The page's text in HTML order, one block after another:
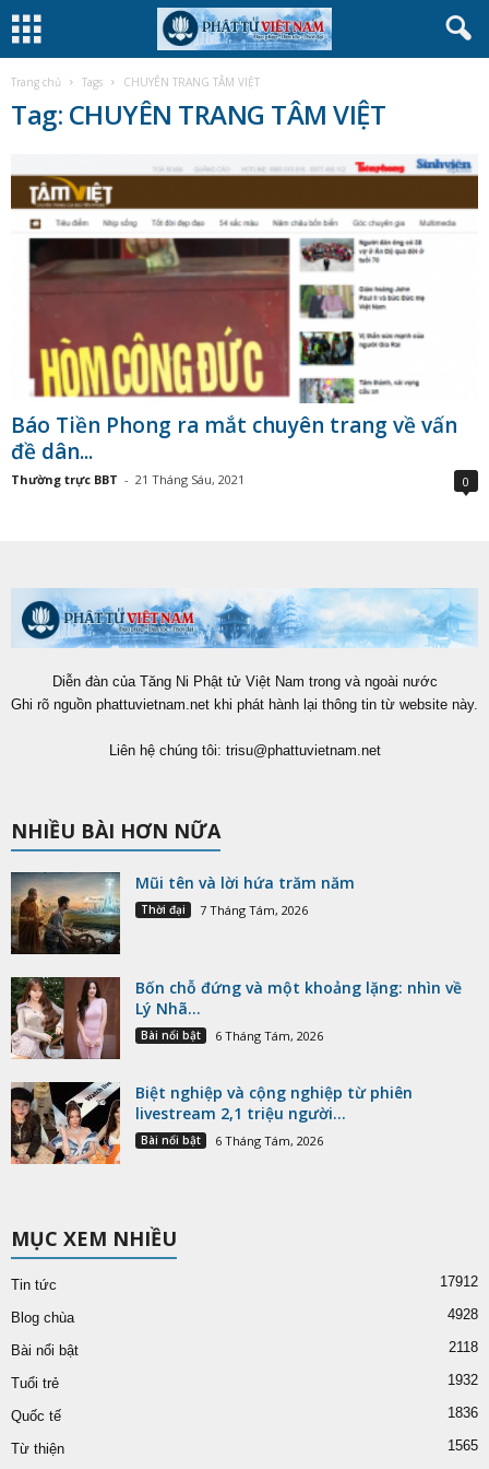
Trang chủ Tags CHUYÊN TRANG TÂM VIỆT
Tag: CHUYÊN TRANG TÂM VIỆT
Báo Tiền Phong ra mắt chuyên trang về vấn
đề dân...
Thường trực BBT - 21 Tháng Sáu, 2021 0
Diễn đàn của Tăng Ni Phật tử Việt Nam trong và ngoài nước
Ghi rõ nguồn phattuvietnam.net khi phát hành lại thông tin từ website này.
Liên hệ chúng tôi: trisu@phattuvietnam.net
NHIỀU BÀI HƠN NỮA
Mũi tên và lời hứa trăm năm
Thời đại 7 Tháng Tám, 2026
Bốn chỗ đứng và một khoảng lặng: nhìn về
Lý Nhã...
Bài nổi bật 6 Tháng Tám, 2026
Biệt nghiệp và cộng nghiệp từ phiên
livestream 2,1 triệu người...
Bài nổi bật 6 Tháng Tám, 2026
MỤC XEM NHIỀU
Tin tức 17912
Blog chùa 4928
Bài nổi bật 2118
Tuổi trẻ 1932
Quốc tế 1836
Từ thiện 1565